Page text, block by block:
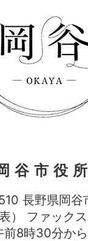
谷市役
長野県岡谷
） ファッ
前8時30分か